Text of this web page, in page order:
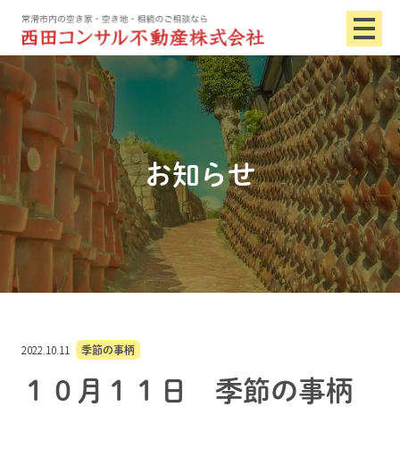
お知らせ
2022.10.11 季節の事柄
１０月１１日 季節の事柄